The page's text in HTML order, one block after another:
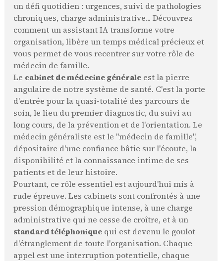
un défi quotidien : urgences, suivi de pathologies
chroniques, charge administrative... Découvrez
comment un assistant IA transforme votre
organisation, libère un temps médical précieux et
vous permet de vous recentrer sur votre rôle de
médecin de famille.
Le cabinet de médecine généraleest la pierre
angulaire de notre système de santé. C'est la porte
d'entrée pour la quasi-totalité des parcours de
soin, le lieu du premier diagnostic, du suivi au
long cours, de la prévention et de l'orientation. Le
médecin généraliste est le "médecin de famille",
dépositaire d'une confiance bâtie sur l'écoute, la
disponibilité et la connaissance intime de ses
patients et de leur histoire.
Pourtant, ce rôle essentiel est aujourd'hui mis à
rude épreuve. Les cabinets sont confrontés à une
pression démographique intense, à une charge
administrative qui ne cesse de croître, et à un
standard téléphoniquequi est devenu le goulot
d'étranglement de toute l'organisation. Chaque
appel est une interruption potentielle, chaque